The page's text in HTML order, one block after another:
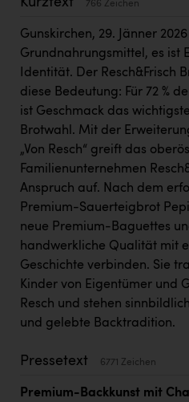
KEBA
KIWI Kinderwunsch Institut Dr.
KLIPP Frisör
Kleider Bauer
Kremsmüller Anlagenbau
Maximarkt
Oldtimer Raststationen und
Österreichischer
Orlen
Passage Linz
PEZ
PÜSPÖK
REMAX
RE/MAX Welcome
766 Zeichen
Gunskirchen, 29. Jänner
Grundnahrungsmittel, es ist
Identität. Der Resch&Frisch
diese Bedeutung: Für 72 %
ist Geschmack das
Brotwahl. Mit der
„Von Resch“ greift das
Familienunternehmen
Anspruch auf. Nach dem
Premium-Sauerteigbrot
neue Premium-Baguettes
handwerkliche Qualität mit
Geschichte verbinden. Sie
Kinder von Eigentümer und
Resch und stehen
und gelebte Backtradition.
Pressetext 6771 Zeichen
Premium-Backkunst mit